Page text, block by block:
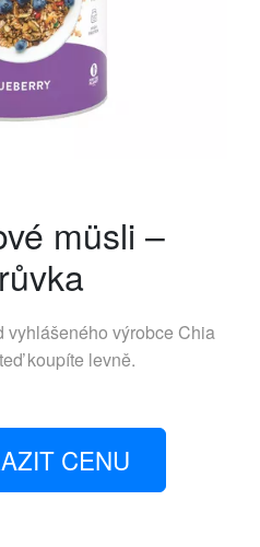
müsli –
vyhlášeného výrobce Chia
koupíte levně.
CENU